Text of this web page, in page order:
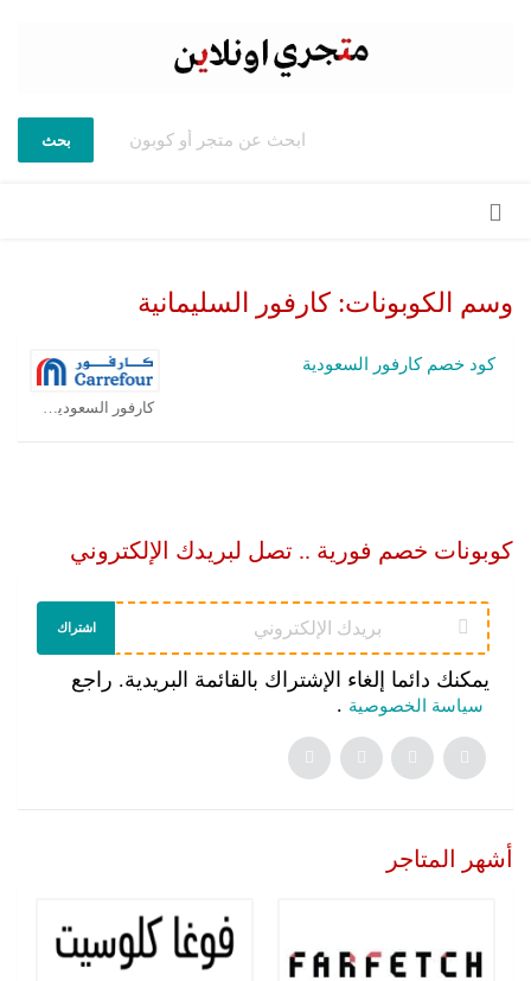
بحث
وسم الكوبونات: كارفور السليمانية
كود خصم كارفور السعودية
كوبونات خصم فورية .. تصل لبريدك الإلكتروني
اشتراك
يمكنك دائما إلغاء الإشتراك بالقائمة البريدية. راجع
سياسة الخصوصية .
أشهر المتاجر